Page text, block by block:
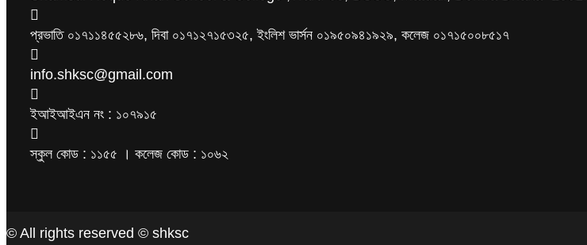
প্রভাতি ০১৭১১৪৫৫২৮৬, দিবা ০১৭১২৭১৫৩২৫, ইংলিশ ভার্সন ০১৯৫০৯৪১৯২৯, কলেজ ০১৭১৫০০৮৫১৭
info.shksc@gmail.com
ইআইআইএন নং : ১০৭৯১৫
স্কুল কোড : ১১৫৫ । কলেজ কোড : ১০৬২
© All rights reserved © shksc